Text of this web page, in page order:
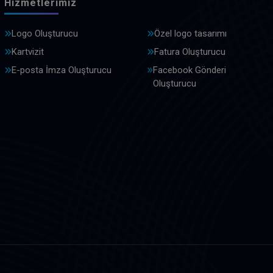
Hizmetlerimiz
Logo Oluşturucu
Özel logo tasarımı
Kartvizit
Fatura Oluşturucu
E-posta İmza Oluşturucu
Facebook Gönderi
Oluşturucu